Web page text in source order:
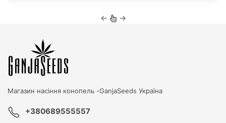
← →
Магазин насіння конопель -GanjaSeeds Україна
+380689555557